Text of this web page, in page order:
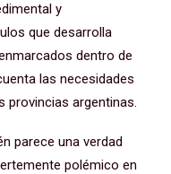
y
que desarrolla
dentro de
las necesidades
provincias argentinas.
parece una verdad
polémico en